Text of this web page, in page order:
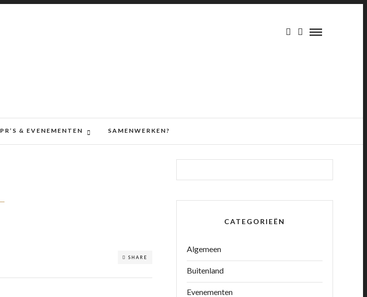
PR’S & EVENEMENTEN SAMENWERKEN?
SHARE
CATEGORIEËN
Algemeen
Buitenland
Evenementen